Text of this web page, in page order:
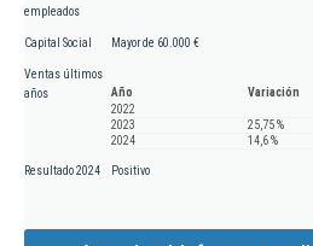
empleados
Capital Social Mayor de 60.000 €
Ventas últimos
años
Año
Variación
2022
2023
25,75 %
2024
14,6 %
Resultado 2024 Positivo